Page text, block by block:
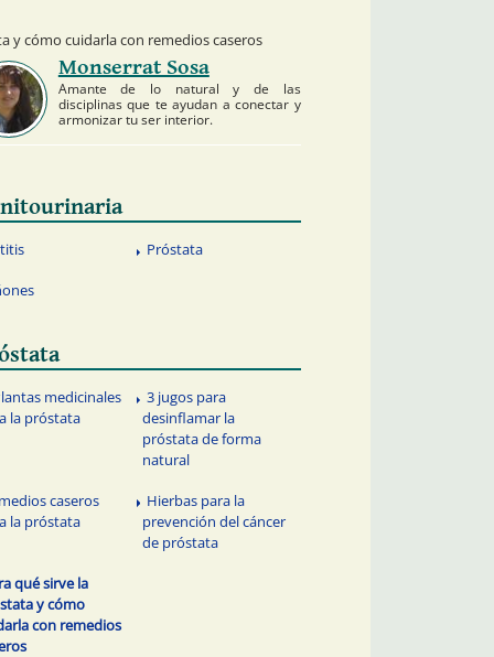
y cómo cuidarla con remedios caseros
Monserrat Sosa
Amante de lo natural y de las
disciplinas que te ayudan a conectar y
armonizar tu ser interior.
Próstata
medicinales
la próstata
3 jugos para
desinflamar la
próstata de forma
natural
caseros
la próstata
Hierbas para la
prevención del cáncer
de próstata
qué sirve la
y cómo
con remedios